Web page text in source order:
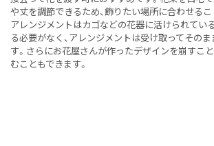
や丈を調節できるため、飾りたい場所に合わせる
アレンジメントはカゴなどの花器に活けられてい
る必要がなく、アレンジメントは受け取ってその
す。さらにお花屋さんが作ったデザインを崩すこ
むこともできます。